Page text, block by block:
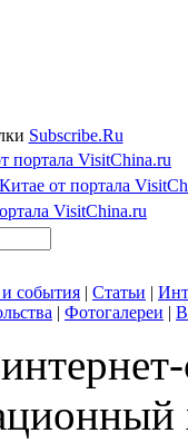
Subscribe.Ru
портала VisitChina.ru
от портала
VisitChina.ru
события | Статьи |
| Фотогалереи |